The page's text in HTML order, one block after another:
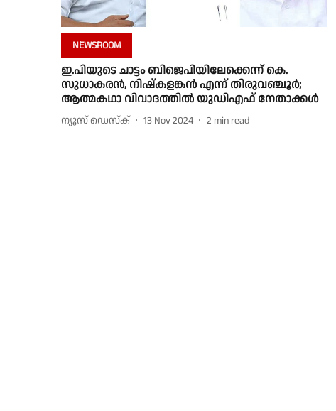
NEWSROOM
ഇ.പിയുടെ ചാട്ടം ബിജെപിയിലേക്കെന്ന് കെ.
സുധാകരന്‍, നിഷ്‌കളങ്കന്‍ എന്ന് തിരുവഞ്ചൂര്‍;
ആത്മകഥാ വിവാദത്തില്‍ യുഡിഎഫ് നേതാക്കള്‍
ന്യൂസ് ഡെസ്ക് 13 Nov 2024 2 min read